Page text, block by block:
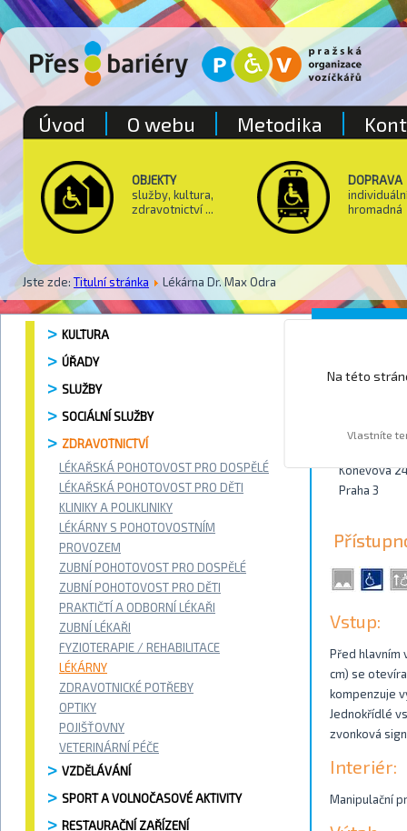
OBJEKTY
služby, kultura,
zdravotnictví ...
DOPRAVA
hromadná
Jste zde: Titulní stránka Lékárna Dr. Max Odra
Úvod O webu Metodika
KULTURA
ÚŘADY
SLUŽBY
SOCIÁLNÍ SLUŽBY
ZDRAVOTNICTVÍ
LÉKAŘSKÁ POHOTOVOST PRO DOSPĚLÉ
LÉKAŘSKÁ POHOTOVOST PRO DĚTI
KLINIKY A POLIKLINIKY
LÉKÁRNY S POHOTOVOSTNÍM
PROVOZEM
ZUBNÍ POHOTOVOST PRO DOSPĚLÉ
ZUBNÍ POHOTOVOST PRO DĚTI
PRAKTIČTÍ A ODBORNÍ LÉKAŘI
ZUBNÍ LÉKAŘI
FYZIOTERAPIE / REHABILITACE
LÉKÁRNY
ZDRAVOTNICKÉ POTŘEBY
OPTIKY
POJIŠŤOVNY
VETERINÁRNÍ PÉČE
VZDĚLÁVÁNÍ
SPORT A VOLNOČASOVÉ AKTIVITY
RESTAURAČNÍ ZAŘÍZENÍ
Koněvova
Praha 3
Vstup:
Před hlavním
cm) se
kompenzuje
Jednokřídlé
zvonková
Interiér:
Manipulační
Na této
Vlastníte